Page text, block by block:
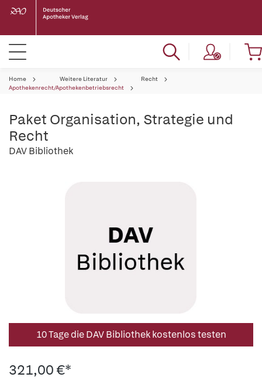
Home Weitere Literatur
Recht
Apothekenrecht/Apothekenbetriebsrecht
Paket Organisation, Strategie und
Recht
DAV Bibliothek
10 Tage die DAV Bibliothek kostenlos testen
321,00 €*